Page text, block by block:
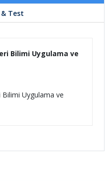
Test
Bilimi Uygulama ve
Bilimi Uygulama ve